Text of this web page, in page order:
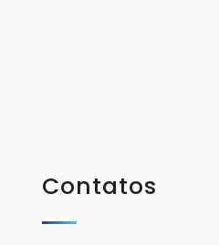
Contatos